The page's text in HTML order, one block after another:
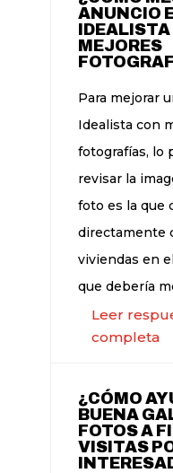
ANUNCIO
IDEALISTA
MEJORES
Para mejorar
Idealista con
fotografías, lo
revisar la
foto es la que
directamente
viviendas en
que debería
Leer
completa
¿CÓMO
BUENA
FOTOS A
VISITAS